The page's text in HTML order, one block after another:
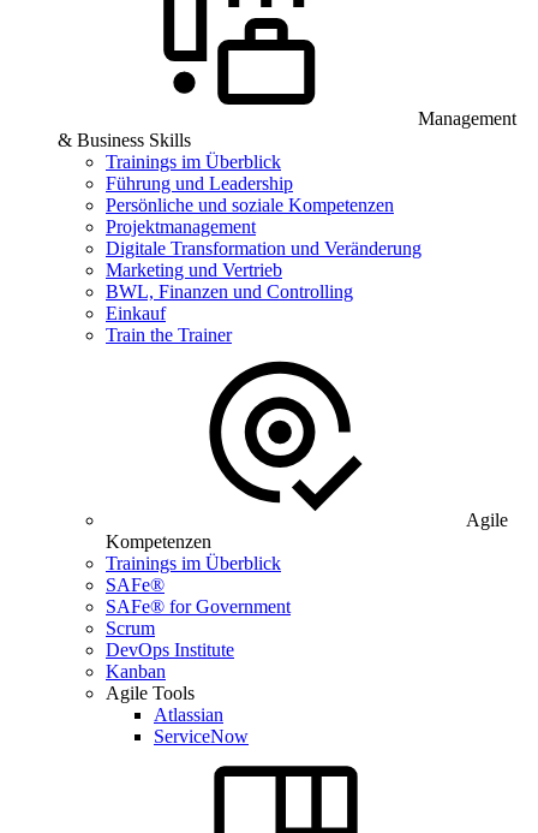
Management
& Business Skills
Trainings im Überblick
Führung und Leadership
Persönliche und soziale Kompetenzen
Projektmanagement
Digitale Transformation und Veränderung
Marketing und Vertrieb
BWL, Finanzen und Controlling
Einkauf
Train the Trainer
Agile
Kompetenzen
Trainings im Überblick
SAFe®
SAFe® for Government
Scrum
DevOps Institute
Kanban
Agile Tools
Atlassian
ServiceNow